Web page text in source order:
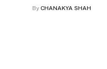
By CHANAKYA SHAH